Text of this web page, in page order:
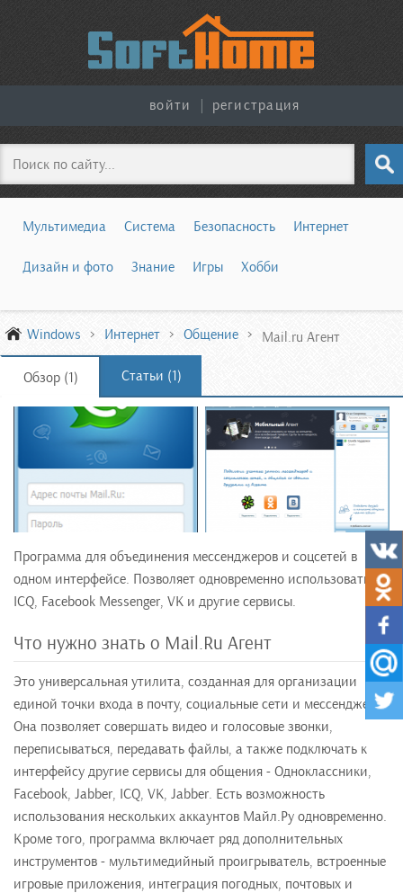
войти регистрация
Поиск
Мультимедиа Система Безопасность Интернет
Дизайн и фото Знание Игры Хобби
Windows Интернет Общение Mail.ru Агент
Обзор (1) Статьи (1)
Программа для объединения мессенджеров и соцсетей в
одном интерфейсе. Позволяет одновременно использовать
ICQ, Facebook Messenger, VK и другие сервисы.
Что нужно знать о Mail.Ru Агент
Это универсальная утилита, созданная для организации
единой точки входа в почту, социальные сети и мессенджеры.
Она позволяет совершать видео и голосовые звонки,
переписываться, передавать файлы, а также подключать к
интерфейсу другие сервисы для общения - Одноклассники,
Facebook, Jabber, ICQ, VK, Jabber. Есть возможность
использования нескольких аккаунтов Майл.Ру одновременно.
Кроме того, программа включает ряд дополнительных
инструментов - мультимедийный проигрыватель, встроенные
игровые приложения, интеграция погодных, почтовых и